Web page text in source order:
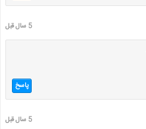
5 سال قبل
پاسخ
5 سال قبل